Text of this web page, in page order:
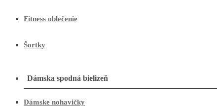
Fitness oblečenie
Šortky
Dámska spodná bielizeň
Dámske nohavičky